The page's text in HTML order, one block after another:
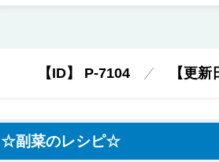
【ID】 P-7104 【更新
☆副菜のレシピ☆